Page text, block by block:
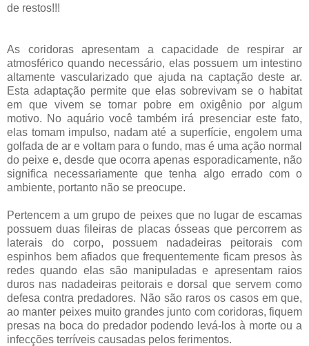
de restos!!!
As coridoras apresentam a capacidade de respirar ar
atmosférico quando necessário, elas possuem um intestino
altamente vascularizado que ajuda na captação deste ar.
Esta adaptação permite que elas sobrevivam se o habitat
em que vivem se tornar pobre em oxigênio por algum
motivo. No aquário você também irá presenciar este fato,
elas tomam impulso, nadam até a superfície, engolem uma
golfada de ar e voltam para o fundo, mas é uma ação normal
do peixe e, desde que ocorra apenas esporadicamente, não
significa necessariamente que tenha algo errado com o
ambiente, portanto não se preocupe.
Pertencem a um grupo de peixes que no lugar de escamas
possuem duas fileiras de placas ósseas que percorrem as
laterais do corpo, possuem nadadeiras peitorais com
espinhos bem afiados que frequentemente ficam presos às
redes quando elas são manipuladas e apresentam raios
duros nas nadadeiras peitorais e dorsal que servem como
defesa contra predadores. Não são raros os casos em que,
ao manter peixes muito grandes junto com coridoras, fiquem
presas na boca do predador podendo levá-los à morte ou a
infecções terríveis causadas pelos ferimentos.